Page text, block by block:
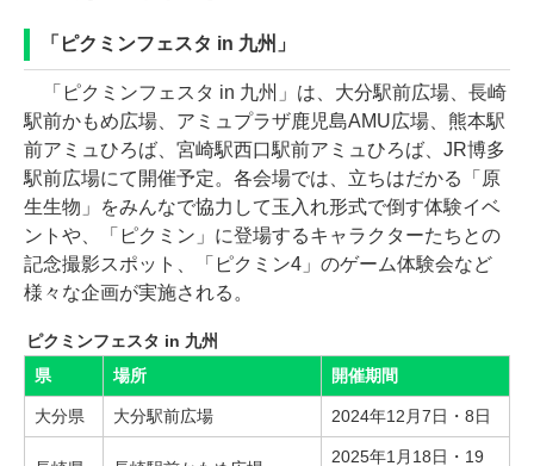
「ピクミンフェスタ in 九州」
「ピクミンフェスタ in 九州」は、大分駅前広場、長崎
駅前かもめ広場、アミュプラザ鹿児島AMU広場、熊本駅
前アミュひろば、宮崎駅西口駅前アミュひろば、JR博多
駅前広場にて開催予定。各会場では、立ちはだかる「原
生生物」をみんなで協力して玉入れ形式で倒す体験イベ
ントや、「ピクミン」に登場するキャラクターたちとの
記念撮影スポット、「ピクミン4」のゲーム体験会など
様々な企画が実施される。
ピクミンフェスタ in 九州
県
場所 開催期間
大分県 大分駅前広場 2024年12月7日・8日
2025年1月18日・19